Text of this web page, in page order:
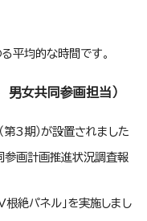
平均的な時間です。
男女共同参画担当）
3期）が設置されました
画計画推進状況調査報
絶パネル」を実施しまし